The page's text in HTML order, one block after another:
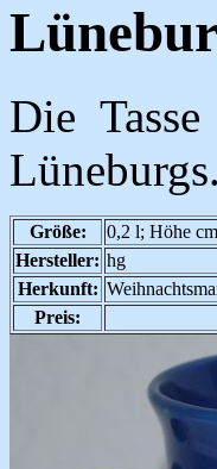
Die
Lüneburgs.
Größe:
0,2 l; Höhe cm
Hersteller: hg
Herkunft:
Preis: